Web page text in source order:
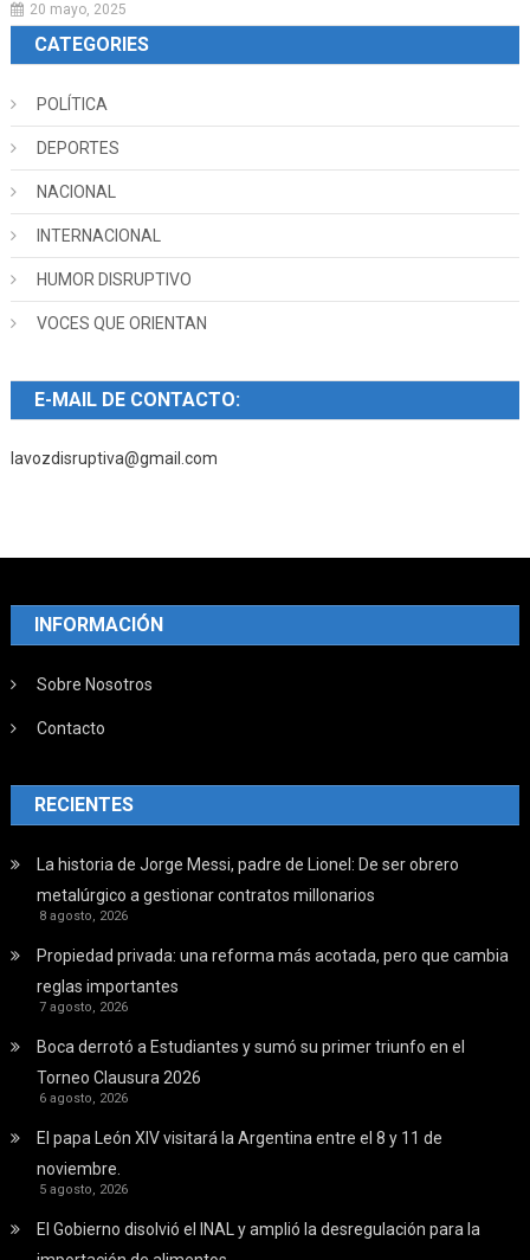
20 mayo, 2025
CATEGORIES
POLÍTICA
DEPORTES
NACIONAL
INTERNACIONAL
HUMOR DISRUPTIVO
VOCES QUE ORIENTAN
E-MAIL DE CONTACTO:
lavozdisruptiva@gmail.com
INFORMACIÓN
Sobre Nosotros
Contacto
RECIENTES
La historia de Jorge Messi, padre de Lionel: De ser obrero
metalúrgico a gestionar contratos millonarios
8 agosto, 2026
Propiedad privada: una reforma más acotada, pero que cambia
reglas importantes
7 agosto, 2026
Boca derrotó a Estudiantes y sumó su primer triunfo en el
Torneo Clausura 2026
6 agosto, 2026
El papa León XIV visitará la Argentina entre el 8 y 11 de
noviembre.
5 agosto, 2026
El Gobierno disolvió el INAL y amplió la desregulación para la